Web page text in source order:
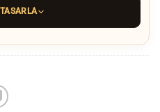
görseli oluşturun. Biz çözünürlüğü